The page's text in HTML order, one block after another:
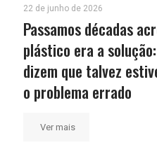
22 de junho de 2026
Passamos décadas
plástico era a
dizem que talvez
o problema errado
Ver mais